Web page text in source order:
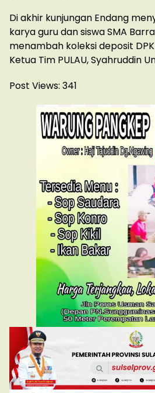
Di akhir kunjungan Endang
karya guru dan siswa SMA
menambah koleksi deposit
Ketua Tim PULAU, Syahruddin
Post Views: 341